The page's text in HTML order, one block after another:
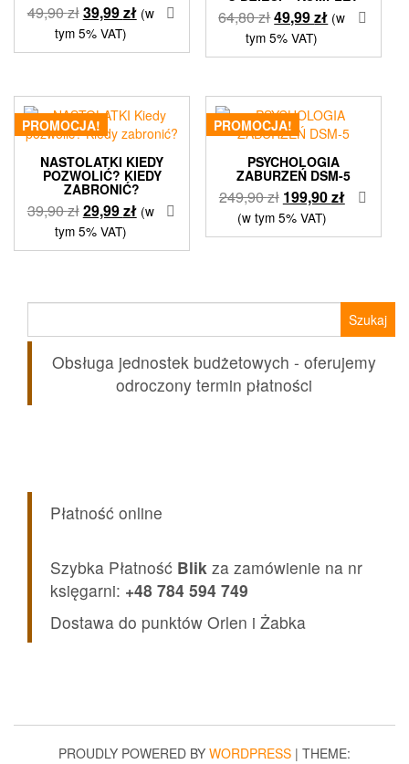
49,90złPierwotna
cena
wynosiła:
39,99złAktualna
wynosi:
(w
tym 5% VAT)
64,80złPierwotna
cena
wynosiła:
49,99złAktualna
wynosi:
(w
tym 5% VAT)
PROMOCJA!
NASTOLATKI KIEDY
POZWOLIĆ? KIEDY
ZABRONIĆ?
39,90złPierwotna
cena
wynosiła:
29,99złAktualna
wynosi:
(w
tym 5% VAT)
PROMOCJA!
PSYCHOLOGIA
ZABURZEŃ DSM-5
249,90zł Pierwotna
cena
wynosiła:
199,90złAktualna
wynosi:
(w tym 5% VAT)
Obsługa jednostek budżetowych - oferujemy
odroczony termin płatności
Płatność online
Szybka Płatność Blik za zamówienie na nr
księgarni: +48 784 594 749
Dostawa do punktów Orlen i Żabka
PROUDLY POWERED BY WORDPRESS | THEME: